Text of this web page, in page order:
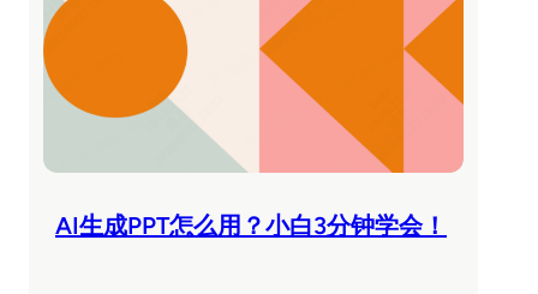
AI生成PPT怎么用？小白3分钟学会！